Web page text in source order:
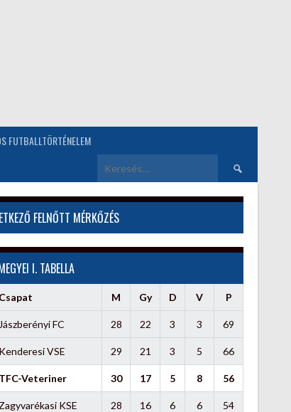
FUTBALLTÖRTÉNELEM
Keresés:
FELNŐTT MÉRKŐZÉS
I. TABELLA
Csapat M Gy D V P
Jászberényi FC 28 22 3 3 69
Kenderesi VSE 29 21 3 5 66
TFC-Veteriner 30 17 5 8 56
Zagyvarékasi KSE 28 16 6 6 54